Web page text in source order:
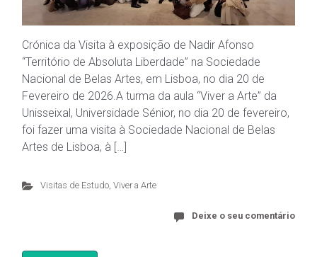
Crónica da Visita à exposição de Nadir Afonso
“Território de Absoluta Liberdade” na Sociedade
Nacional de Belas Artes, em Lisboa, no dia 20 de
Fevereiro de 2026.A turma da aula “Viver a Arte” da
Unisseixal, Universidade Sénior, no dia 20 de fevereiro,
foi fazer uma visita à Sociedade Nacional de Belas
Artes de Lisboa, à […]
Visitas de Estudo, Viver a Arte
Deixe o seu comentário